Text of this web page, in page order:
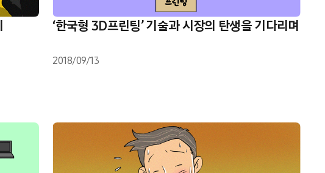
‘한국형 3D프린팅’ 기술과 시장의 탄생을 기다리며
2018/09/13